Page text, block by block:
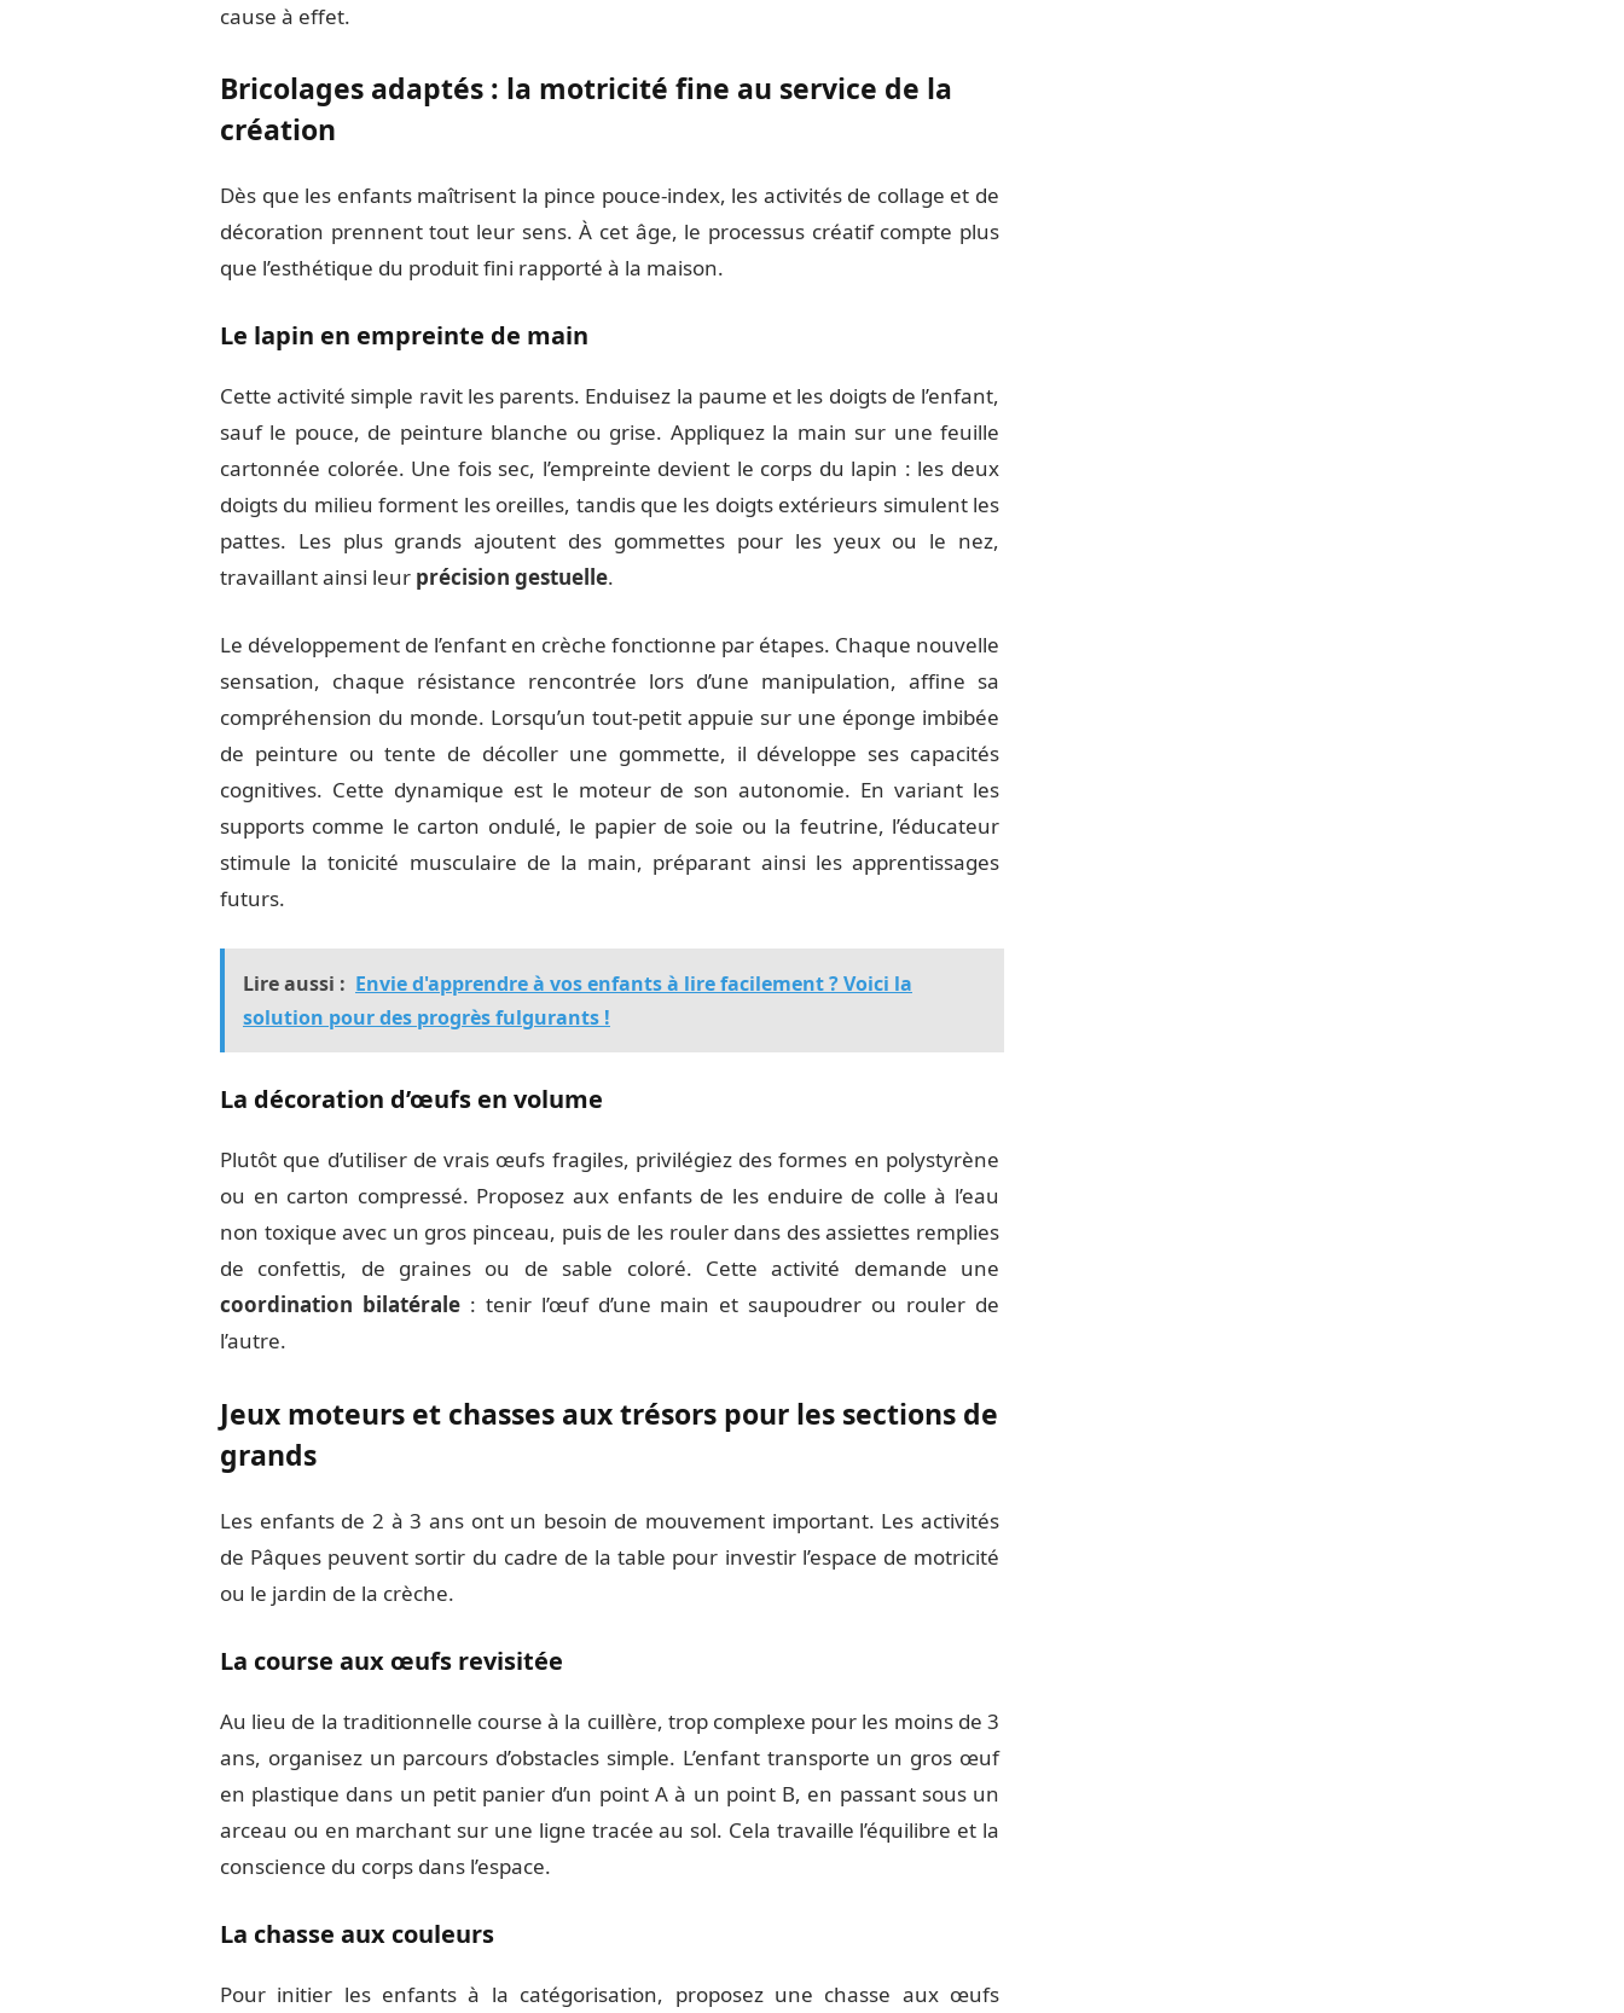
cause à effet.
Bricolages adaptés : la motricité fine au service de la
création
Dès que les enfants maîtrisent la pince pouce-index, les activités de collage et de
décoration prennent tout leur sens. À cet âge, le processus créatif compte plus
que l’esthétique du produit fini rapporté à la maison.
Le lapin en empreinte de main
Cette activité simple ravit les parents. Enduisez la paume et les doigts de l’enfant,
sauf le pouce, de peinture blanche ou grise. Appliquez la main sur une feuille
cartonnée colorée. Une fois sec, l’empreinte devient le corps du lapin : les deux
doigts du milieu forment les oreilles, tandis que les doigts extérieurs simulent les
pattes. Les plus grands ajoutent des gommettes pour les yeux ou le nez,
travaillant ainsi leur précision gestuelle.
Le développement de l’enfant en crèche fonctionne par étapes. Chaque nouvelle
sensation, chaque résistance rencontrée lors d’une manipulation, affine sa
compréhension du monde. Lorsqu’un tout-petit appuie sur une éponge imbibée
de peinture ou tente de décoller une gommette, il développe ses capacités
cognitives. Cette dynamique est le moteur de son autonomie. En variant les
supports comme le carton ondulé, le papier de soie ou la feutrine, l’éducateur
stimule la tonicité musculaire de la main, préparant ainsi les apprentissages
futurs.
Lire aussi : Envie d'apprendre à vos enfants à lire facilement ? Voici la
solution pour des progrès fulgurants !
La décoration d’œufs en volume
Plutôt que d’utiliser de vrais œufs fragiles, privilégiez des formes en polystyrène
ou en carton compressé. Proposez aux enfants de les enduire de colle à l’eau
non toxique avec un gros pinceau, puis de les rouler dans des assiettes remplies
de confettis, de graines ou de sable coloré. Cette activité demande une
coordination bilatérale: tenir l’œuf d’une main et saupoudrer ou rouler de
l’autre.
Jeux moteurs et chasses aux trésors pour les sections de
grands
Les enfants de 2 à 3 ans ont un besoin de mouvement important. Les activités
de Pâques peuvent sortir du cadre de la table pour investir l’espace de motricité
ou le jardin de la crèche.
La course aux œufs revisitée
Au lieu de la traditionnelle course à la cuillère, trop complexe pour les moins de 3
ans, organisez un parcours d’obstacles simple. L’enfant transporte un gros œuf
en plastique dans un petit panier d’un point A à un point B, en passant sous un
arceau ou en marchant sur une ligne tracée au sol. Cela travaille l’équilibre et la
conscience du corps dans l’espace.
La chasse aux couleurs
Pour initier les enfants à la catégorisation, proposez une chasse aux œufs